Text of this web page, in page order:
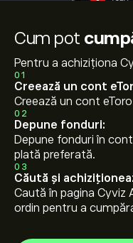
Cum pot
Pentru a achiziționa
01
Creează un cont
Creează un cont
02
Depune fonduri:
Depune fonduri în
plată preferată.
03
Căută și
Caută în pagina Cyviz
ordin pentru a